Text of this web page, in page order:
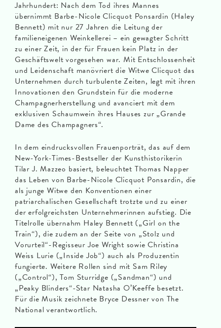
Jahrhundert: Nach dem Tod ihres Mannes
übernimmt Barbe-Nicole Clicquot Ponsardin (Haley
Bennett) mit nur 27 Jahren die Leitung der
familieneigenen Weinkellerei – ein gewagter Schritt
zu einer Zeit, in der für Frauen kein Platz in der
Geschäftswelt vorgesehen war. Mit Entschlossenheit
und Leidenschaft manövriert die Witwe Clicquot das
Unternehmen durch turbulente Zeiten, legt mit ihren
Innovationen den Grundstein für die moderne
Champagnerherstellung und avanciert mit dem
exklusiven Schaumwein ihres Hauses zur „Grande
Dame des Champagners“.
In dem eindrucksvollen Frauenporträt, das auf dem
New-York-Times-Bestseller der Kunsthistorikerin
Tilar J. Mazzeo basiert, beleuchtet Thomas Napper
das Leben von Barbe-Nicole Clicquot Ponsardin, die
als junge Witwe den Konventionen einer
patriarchalischen Gesellschaft trotzte und zu einer
der erfolgreichsten Unternehmerinnen aufstieg. Die
Titelrolle übernahm Haley Bennett („Girl on the
Train“), die zudem an der Seite von „Stolz und
Vorurteil“-Regisseur Joe Wright sowie Christina
Weiss Lurie („Inside Job“) auch als Produzentin
fungierte. Weitere Rollen sind mit Sam Riley
(„Control“), Tom Sturridge („Sandman“) und
„Peaky Blinders“-Star Natasha O’Keeffe besetzt.
Für die Musik zeichnete Bryce Dessner von The
National verantwortlich.